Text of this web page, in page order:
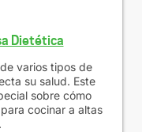
Dietética
varios tipos de
su salud. Este
sobre cómo
cocinar a altas